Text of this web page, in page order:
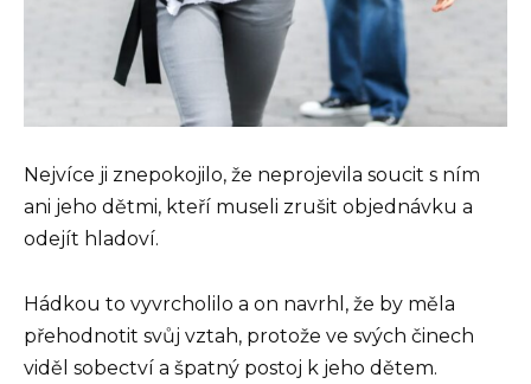
Nejvíce ji znepokojilo, že neprojevila soucit s ním
ani jeho dětmi, kteří museli zrušit objednávku a
odejít hladoví.
Hádkou to vyvrcholilo a on navrhl, že by měla
přehodnotit svůj vztah, protože ve svých činech
viděl sobectví a špatný postoj k jeho dětem.